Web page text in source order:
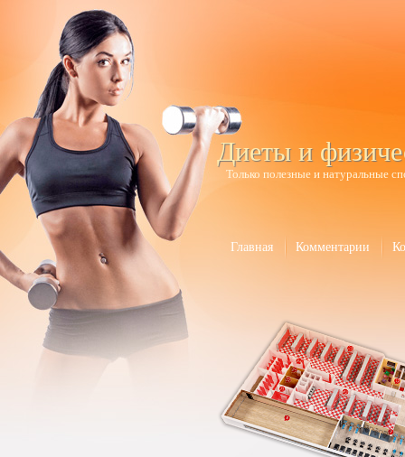
Диеты и
Только полезные и натуральные
Главная Комментарии